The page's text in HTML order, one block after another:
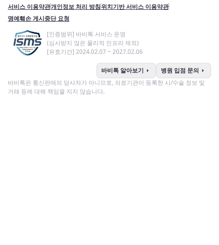
서비스 이용약관개인정보 처리 방침위치기반 서비스 이용약관
명예훼손 게시중단 요청
[인증범위] 바비톡 서비스 운영
(심사받지 않은 물리적 인프라 제외)
[유효기간] 2024.02.07 ~ 2027.02.06
바비톡 알아보기 arrow_right 병원 입점 문의 arrow_right
바비톡은 통신판매의 당사자가 아니므로, 의료기관이 등록한 시/수술 정보 및
거래 등에 대해 책임을 지지 않습니다.